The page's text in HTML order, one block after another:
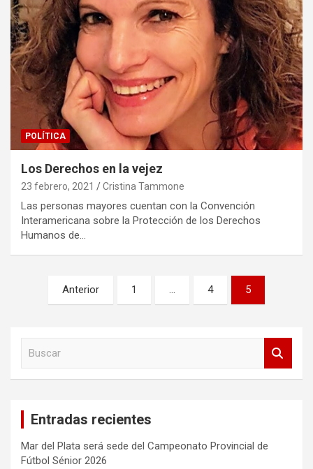
POLÍTICA
Los Derechos en la vejez
23 febrero, 2021 Cristina Tammone
Las personas mayores cuentan con la Convención
Interamericana sobre la Protección de los Derechos
Humanos de…
Paginación
Anterior 1 … 4 5
Entradas recientes
Mar del Plata será sede del Campeonato Provincial de
Fútbol Sénior 2026